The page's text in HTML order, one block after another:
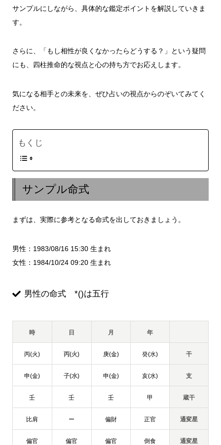
サンプルにしながら、具体的な鑑定ポイントを解説していきま
す。
さらに、「もし相性が良くなかったらどうする？」という疑問
にも、四柱推命的な視点と心の持ち方でお応えします。
気になる相手との未来を、ぜひ占いの視点からのぞいてみてく
ださい。
もくじ
サンプル命式
まずは、実際に参考となる命式を出しておきましょう。
男性：1983/08/16 15:30 生まれ
女性：1984/10/24 09:20 生まれ
男性の命式 *()は五行
時 日 月 年
丙(火) 丙(火) 庚(金) 癸(水) 干
申(金) 子(水) 申(金) 亥(水) 支
壬 壬 壬 甲 蔵干
比肩 ー 偏財 正官 通変星
偏官 偏官 偏官 倒食 通変星